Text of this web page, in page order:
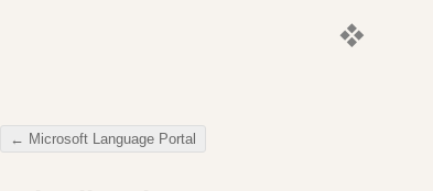
Beitragsnavigation
← Microsoft Language Portal